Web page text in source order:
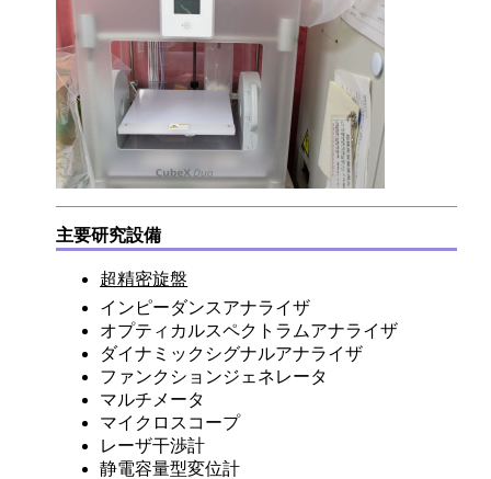
主要研究設備
超精密旋盤
インピーダンスアナライザ
オプティカルスペクトラムアナライザ
ダイナミックシグナルアナライザ
ファンクションジェネレータ
マルチメータ
マイクロスコープ
レーザ干渉計
静電容量型変位計